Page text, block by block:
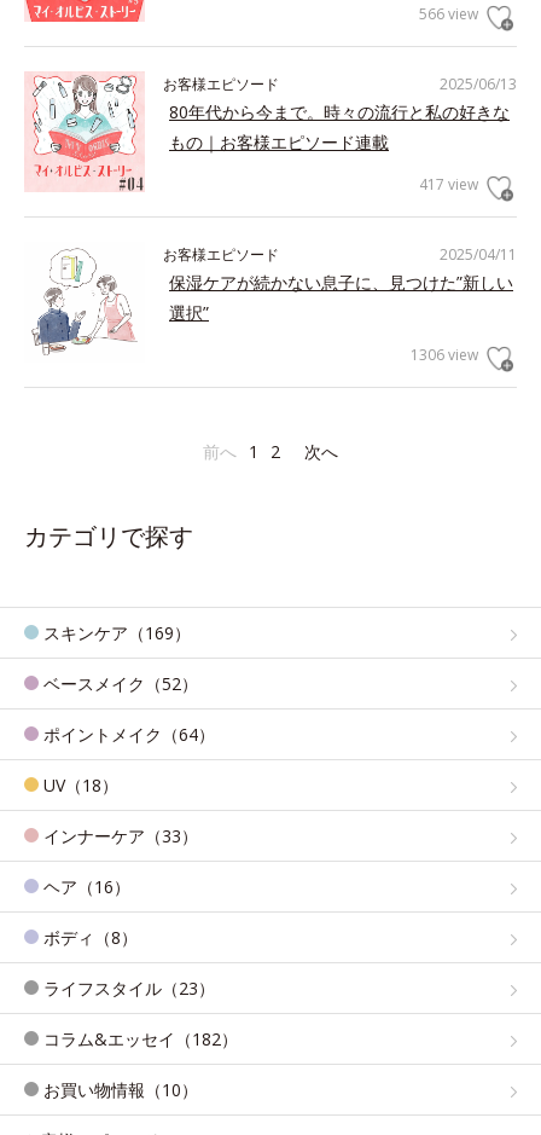
566 view
2025/06/13
お客様エピソード
80年代から今まで。時々の流行と私の好きな
もの｜お客様エピソード連載
417 view
2025/04/11
お客様エピソード
保湿ケアが続かない息子に、見つけた”新しい
選択”
1306 view
前へ 1 2 次へ
カテゴリで探す
スキンケア（169）
ベースメイク（52）
ポイントメイク（64）
UV（18）
インナーケア（33）
ヘア（16）
ボディ（8）
ライフスタイル（23）
コラム&エッセイ（182）
お買い物情報（10）